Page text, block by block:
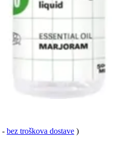
- bez troškova dostave )